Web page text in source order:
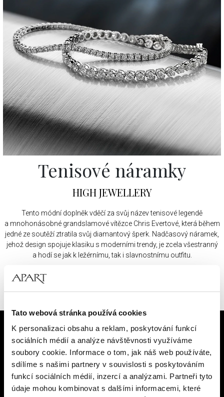
Tato webová stránka používá cookies
K personalizaci obsahu a reklam, poskytování funkcí
sociálních médií a analýze návštěvnosti využíváme
soubory cookie. Informace o tom, jak náš web používáte,
sdílíme s našimi partnery v souvislosti s poskytováním
funkcí sociálních médií, inzercí a analýzami. Partneři tyto
údaje mohou kombinovat s dalšími informacemi, které
Tenisové náramky
HIGH JEWELLERY
Tento módní doplněk vděčí za svůj název tenisové legendě
a mnohonásobné grandslamové vítězce Chris Evertové, která během
jedné ze soutěží ztratila svůj diamantový šperk. Nadčasový náramek,
jehož design spojuje klasiku s moderními trendy, je zcela všestranný
a hodí se jak k ležérnímu, tak i slavnostnímu outfitu.